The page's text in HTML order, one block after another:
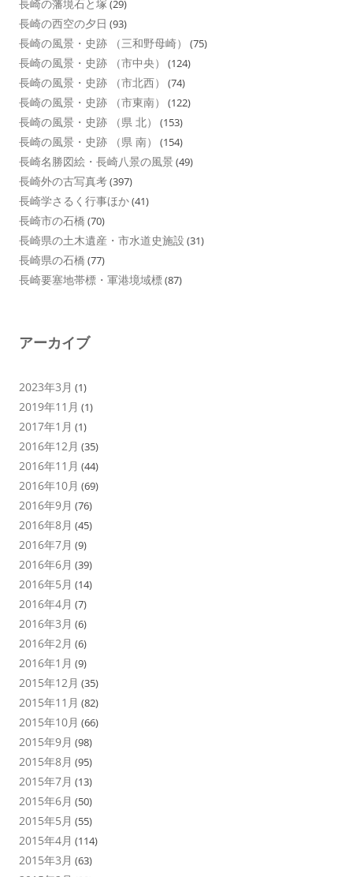
長崎の藩境石と塚 (29)
長崎の西空の夕日 (93)
長崎の風景・史跡 （三和野母崎） (75)
長崎の風景・史跡 （市中央） (124)
長崎の風景・史跡 （市北西） (74)
長崎の風景・史跡 （市東南） (122)
長崎の風景・史跡 （県 北） (153)
長崎の風景・史跡 （県 南） (154)
長崎名勝図絵・長崎八景の風景 (49)
長崎外の古写真考(397)
長崎学さるく行事ほか(41)
長崎市の石橋 (70)
長崎県の土木遺産・市水道史施設 (31)
長崎県の石橋 (77)
長崎要塞地帯標・軍港境域標(87)
アーカイブ
2023年3月 (1)
2019年11月 (1)
2017年1月 (1)
2016年12月 (35)
2016年11月 (44)
2016年10月 (69)
2016年9月 (76)
2016年8月 (45)
2016年7月 (9)
2016年6月 (39)
2016年5月 (14)
2016年4月 (7)
2016年3月 (6)
2016年2月 (6)
2016年1月 (9)
2015年12月 (35)
2015年11月 (82)
2015年10月 (66)
2015年9月 (98)
2015年8月 (95)
2015年7月 (13)
2015年6月 (50)
2015年5月 (55)
2015年4月 (114)
2015年3月 (63)